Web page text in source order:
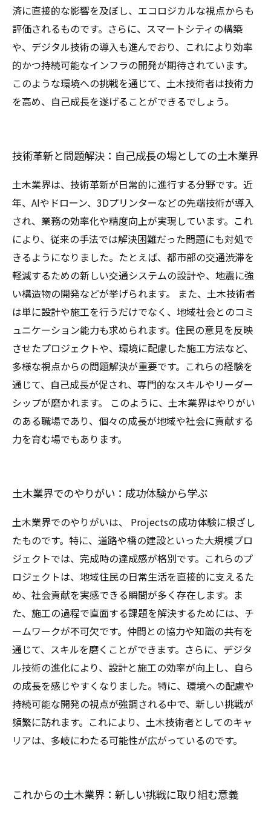
済に直接的な影響を及ぼし、エコロジカルな視点からも
評価されるものです。さらに、スマートシティの構築
や、デジタル技術の導入も進んでおり、これにより効率
的かつ持続可能なインフラの開発が期待されています。
このような環境への挑戦を通じて、土木技術者は技術力
を高め、自己成長を遂げることができるでしょう。
技術革新と問題解決：自己成長の場としての土木業界
土木業界は、技術革新が日常的に進行する分野です。近
年、AIやドローン、3Dプリンターなどの先端技術が導入
され、業務の効率化や精度向上が実現しています。これ
により、従来の手法では解決困難だった問題にも対処で
きるようになりました。たとえば、都市部の交通渋滞を
軽減するための新しい交通システムの設計や、地震に強
い構造物の開発などが挙げられます。 また、土木技術者
は単に設計や施工を行うだけでなく、地域社会とのコミ
ュニケーション能力も求められます。住民の意見を反映
させたプロジェクトや、環境に配慮した施工方法など、
多様な視点からの問題解決が重要です。これらの経験を
通じて、自己成長が促され、専門的なスキルやリーダー
シップが磨かれます。 このように、土木業界はやりがい
のある職場であり、個々の成長が地域や社会に貢献する
力を育む場でもあります。
土木業界でのやりがい：成功体験から学ぶ
土木業界でのやりがいは、 Projectsの成功体験に根ざし
たものです。特に、道路や橋の建設といった大規模プロ
ジェクトでは、完成時の達成感が格別です。これらのプ
ロジェクトは、地域住民の日常生活を直接的に支えるた
め、社会貢献を実感できる瞬間が多く存在します。ま
た、施工の過程で直面する課題を解決するためには、チ
ームワークが不可欠です。仲間との協力や知識の共有を
通じて、スキルを磨くことができます。さらに、デジタ
ル技術の進化により、設計と施工の効率が向上し、自ら
の成長を感じやすくなりました。特に、環境への配慮や
持続可能な開発の視点が強調される中で、新しい挑戦が
頻繁に訪れます。これにより、土木技術者としてのキャ
リアは、多岐にわたる可能性が広がっているのです。
これからの土木業界：新しい挑戦に取り組む意義